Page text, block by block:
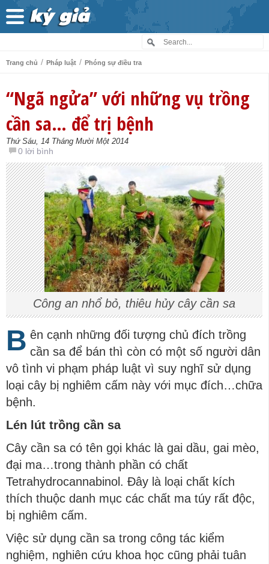
Trang chủ / Pháp luật / Phóng sự điều tra
“Ngã ngửa” với những vụ trồng
cần sa… để trị bệnh
Thứ Sáu, 14 Tháng Mười Một 2014
0 lời bình
Công an nhổ bỏ, thiêu hủy cây cần sa
B ên cạnh những đối tượng chủ đích trồng
cần sa để bán thì còn có một số người dân
vô tình vi phạm pháp luật vì suy nghĩ sử dụng
loại cây bị nghiêm cấm này với mục đích…chữa
bệnh.
Lén lút trồng cần sa
Cây cần sa có tên gọi khác là gai dầu, gai mèo,
đại ma…trong thành phần có chất
Tetrahydrocannabinol. Đây là loại chất kích
thích thuộc danh mục các chất ma túy rất độc,
bị nghiêm cấm.
Việc sử dụng cần sa trong công tác kiểm
nghiệm, nghiên cứu khoa học cũng phải tuân